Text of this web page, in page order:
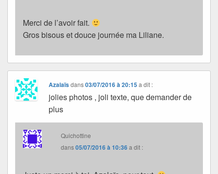
Merci de l’avoir fait.
Gros bisous et douce journée ma Liliane.
Azalaïsdans03/07/2016 à 20:15 a dit :
jolies photos , joli texte, que demander de
plus
Quichottine
dans05/07/2016 à 10:36a dit :